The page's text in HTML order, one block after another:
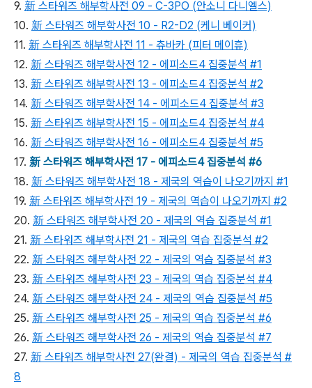
9. 新 스타워즈 해부학사전 09 - C-3PO (안소니 다니엘스)
10. 新 스타워즈 해부학사전 10 - R2-D2 (케니 베이커)
11. 新 스타워즈 해부학사전 11 - 츄바카 (피터 메이휴)
12. 新 스타워즈 해부학사전 12 - 에피소드4 집중분석 #1
13. 新 스타워즈 해부학사전 13 - 에피소드4 집중분석 #2
14. 新 스타워즈 해부학사전 14 - 에피소드4 집중분석 #3
15. 新 스타워즈 해부학사전 15 - 에피소드4 집중분석 #4
16. 新 스타워즈 해부학사전 16 - 에피소드4 집중분석 #5
17. 新 스타워즈 해부학사전 17 - 에피소드4 집중분석 #6
18. 新 스타워즈 해부학사전 18 - 제국의 역습이 나오기까지 #1
19. 新 스타워즈 해부학사전 19 - 제국의 역습이 나오기까지 #2
20. 新 스타워즈 해부학사전 20 - 제국의 역습 집중분석 #1
21. 新 스타워즈 해부학사전 21 - 제국의 역습 집중분석 #2
22. 新 스타워즈 해부학사전 22 - 제국의 역습 집중분석 #3
23. 新 스타워즈 해부학사전 23 - 제국의 역습 집중분석 #4
24. 新 스타워즈 해부학사전 24 - 제국의 역습 집중분석 #5
25. 新 스타워즈 해부학사전 25 - 제국의 역습 집중분석 #6
26. 新 스타워즈 해부학사전 26 - 제국의 역습 집중분석 #7
27. 新 스타워즈 해부학사전 27(완결) - 제국의 역습 집중분석 #
8